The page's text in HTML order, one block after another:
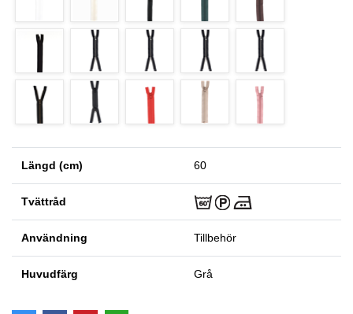
Längd (cm) 60
Tvättråd
Användning Tillbehör
Huvudfärg Grå